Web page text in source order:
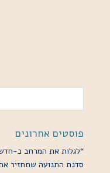
פוסטים אחרונים
“לגלות את המרחב כ-
סדנת התנועה שתחזיר